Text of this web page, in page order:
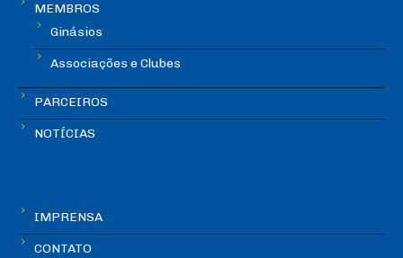
MEMBROS
Ginásios
Associações e Clubes
PARCEIROS
NOTÍCIAS
IMPRENSA
CONTATO